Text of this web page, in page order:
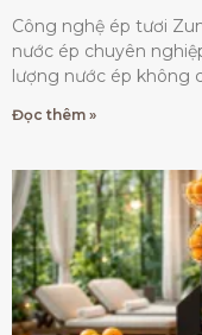
Công nghệ ép tươi
nước ép chuyên
lượng nước ép không
Đọc thêm »